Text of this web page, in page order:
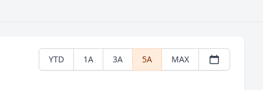
YTD 1A 3A 5A MAX